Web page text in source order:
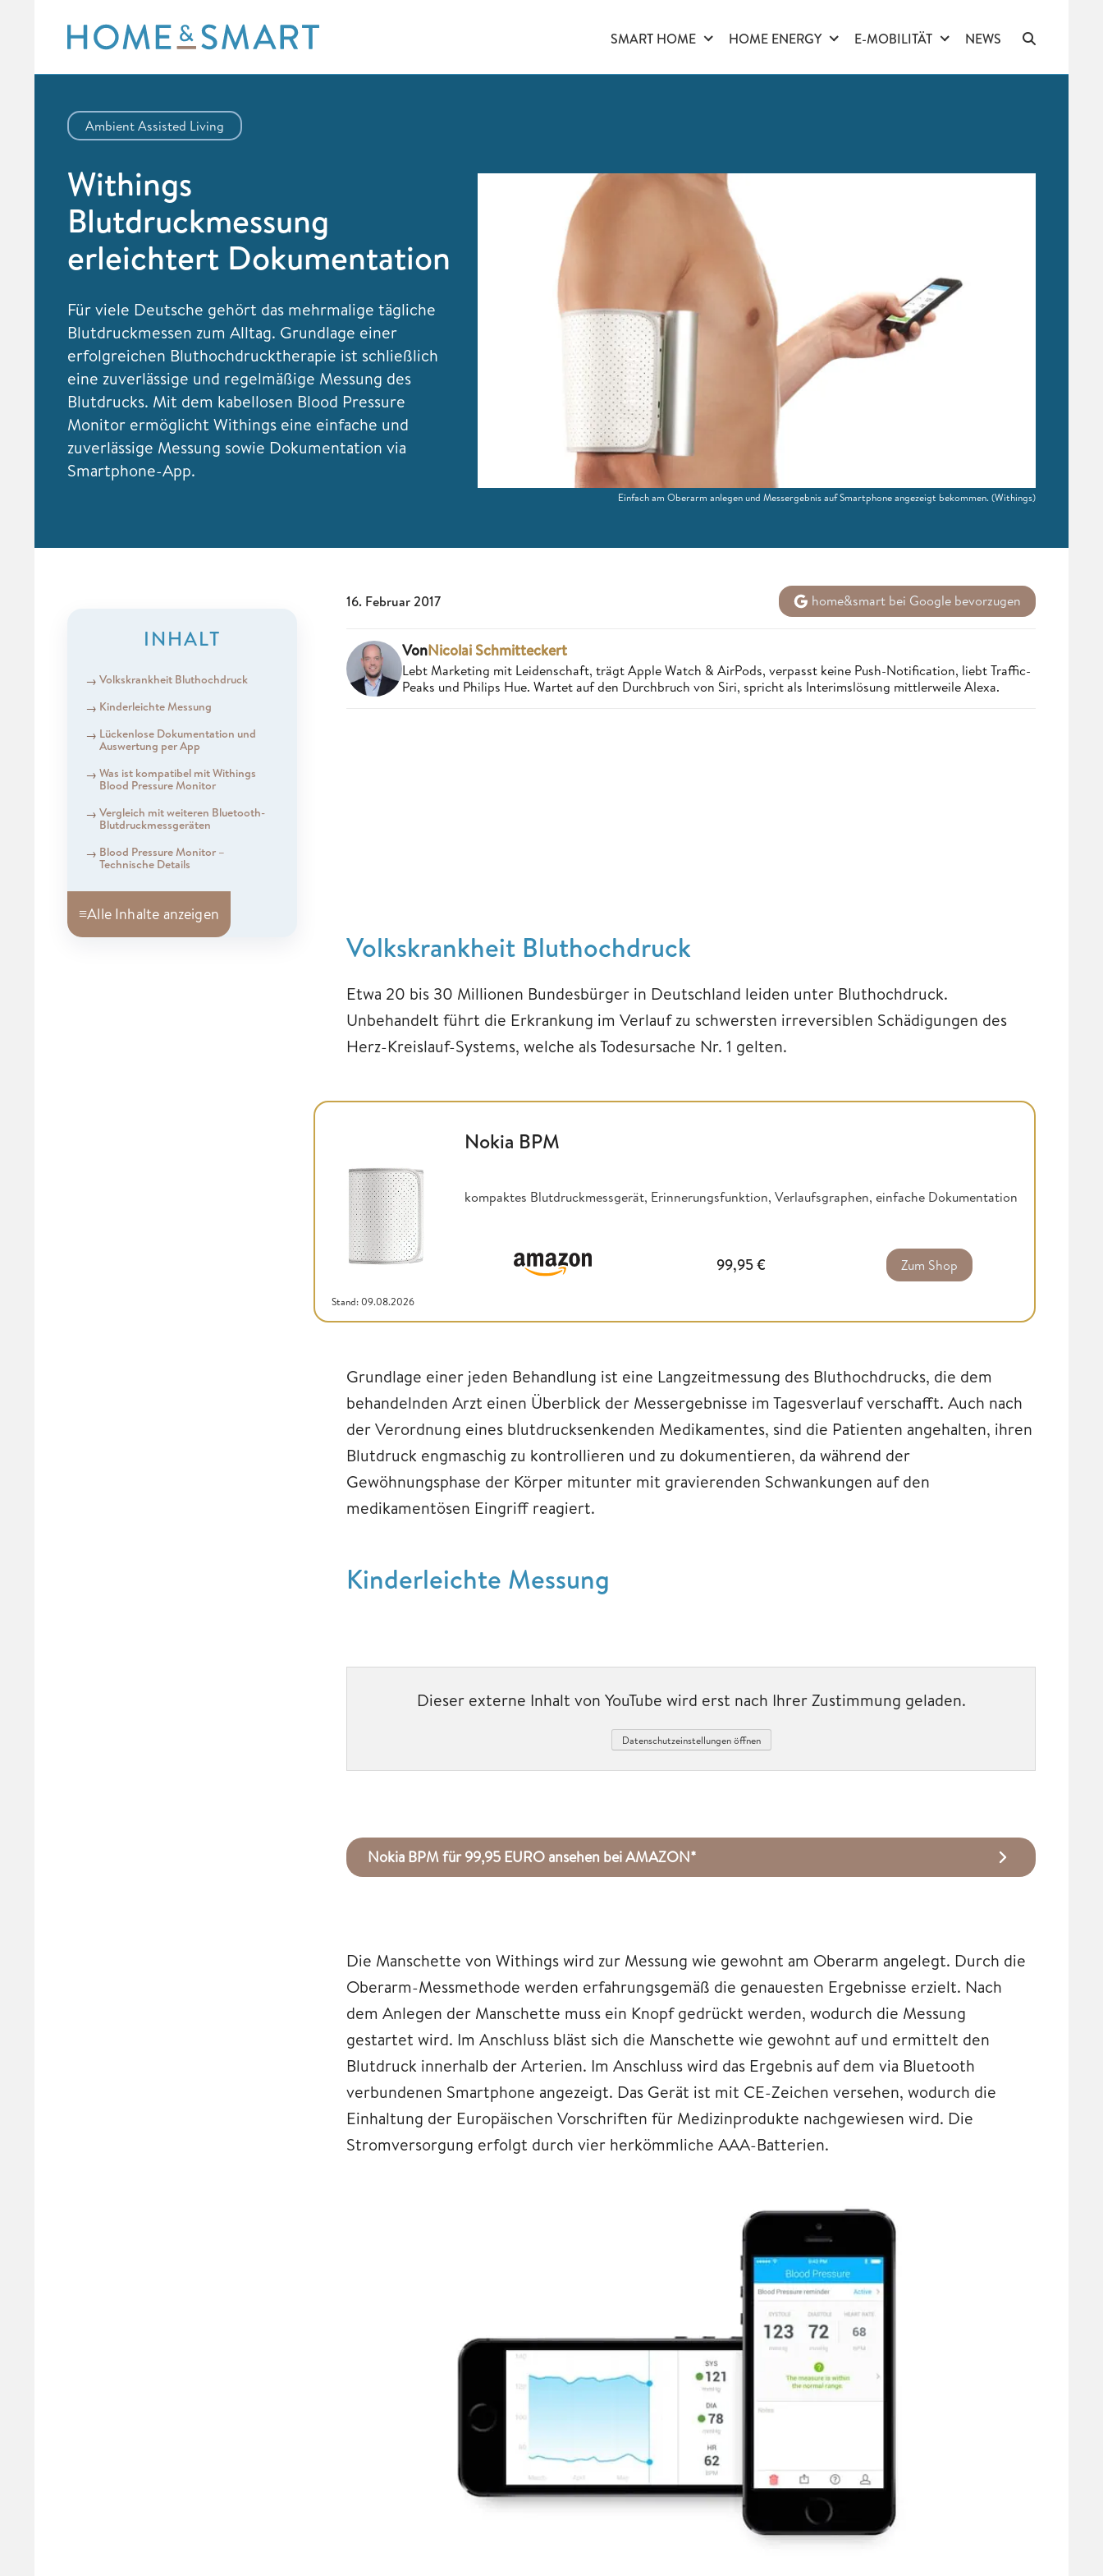
content
SMART HOME HOME ENERGY E-MOBILITÄT NEWS
Ambient Assisted Living
Withings
Blutdruckmessung
erleichtert Dokumentation
Für viele Deutsche gehört das mehrmalige tägliche
Blutdruckmessen zum Alltag. Grundlage einer
erfolgreichen Bluthochdrucktherapie ist schließlich
eine zuverlässige und regelmäßige Messung des
Blutdrucks. Mit dem kabellosen Blood Pressure
Monitor ermöglicht Withings eine einfache und
zuverlässige Messung sowie Dokumentation via
Smartphone-App.
Einfach am Oberarm anlegen und Messergebnis auf Smartphone angezeigt bekommen.(Withings)
INHALT
Volkskrankheit Bluthochdruck
Kinderleichte Messung
Lückenlose Dokumentation und
Auswertung per App
Was ist kompatibel mit Withings
Blood Pressure Monitor
Vergleich mit weiteren Bluetooth-
Blutdruckmessgeräten
Blood Pressure Monitor –
Technische Details
≡Alle Inhalte anzeigen
16. Februar 2017 home&smart bei Google bevorzugen
VonNicolai Schmitteckert
Lebt Marketing mit Leidenschaft, trägt Apple Watch & AirPods, verpasst keine Push-Notification, liebt Traffic-
Peaks und Philips Hue. Wartet auf den Durchbruch von Siri, spricht als Interimslösung mittlerweile Alexa.
Volkskrankheit Bluthochdruck
Etwa 20 bis 30 Millionen Bundesbürger in Deutschland leiden unter Bluthochdruck.
Unbehandelt führt die Erkrankung im Verlauf zu schwersten irreversiblen Schädigungen des
Herz-Kreislauf-Systems, welche als Todesursache Nr. 1 gelten.
Stand: 09.08.2026
Nokia BPM
kompaktes Blutdruckmessgerät, Erinnerungsfunktion, Verlaufsgraphen, einfache Dokumentation
99,95€ Zum Shop
Grundlage einer jeden Behandlung ist eine Langzeitmessung des Bluthochdrucks, die dem
behandelnden Arzt einen Überblick der Messergebnisse im Tagesverlauf verschafft. Auch nach
der Verordnung eines blutdrucksenkenden Medikamentes, sind die Patienten angehalten, ihren
Blutdruck engmaschig zu kontrollieren und zu dokumentieren, da während der
Gewöhnungsphase der Körper mitunter mit gravierenden Schwankungen auf den
medikamentösen Eingriff reagiert.
Kinderleichte Messung
Dieser externe Inhalt von YouTube wird erst nach Ihrer Zustimmung geladen.
Datenschutzeinstellungen öffnen
Nokia BPM für 99,95 EURO ansehen bei AMAZON*
Die Manschette von Withings wird zur Messung wie gewohnt am Oberarm angelegt. Durch die
Oberarm-Messmethode werden erfahrungsgemäß die genauesten Ergebnisse erzielt. Nach
dem Anlegen der Manschette muss ein Knopf gedrückt werden, wodurch die Messung
gestartet wird. Im Anschluss bläst sich die Manschette wie gewohnt auf und ermittelt den
Blutdruck innerhalb der Arterien. Im Anschluss wird das Ergebnis auf dem via Bluetooth
verbundenen Smartphone angezeigt. Das Gerät ist mit CE-Zeichen versehen, wodurch die
Einhaltung der Europäischen Vorschriften für Medizinprodukte nachgewiesen wird. Die
Stromversorgung erfolgt durch vier herkömmliche AAA-Batterien.